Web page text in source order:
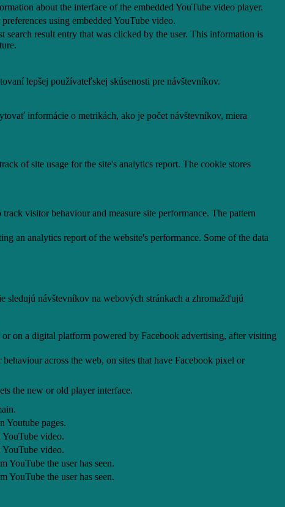
about the interface of the embedded YouTube video player.
using embedded YouTube video.
result entry that was clicked by the user. This information is
lepšej používateľskej skúsenosti pre návštevníkov.
informácie o metrikách, ako je počet návštevníkov, miera
of site usage for the site's analytics report. The cookie stores
visitor behaviour and measure site performance. The pattern
an analytics report of the website's performance. Some of the data
sledujú návštevníkov na webových stránkach a zhromažďujú
on a digital platform powered by Facebook advertising, after visiting
across the web, on sites that have Facebook pixel or
the new or old player interface.
Youtube pages.
YouTube video.
YouTube video.
YouTube the user has seen.
YouTube the user has seen.